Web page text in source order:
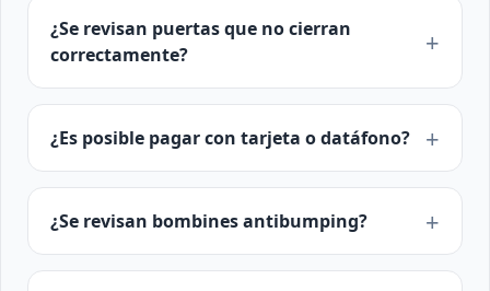
¿Se revisan puertas que no cierran
correctamente?
¿Es posible pagar con tarjeta o datáfono?
¿Se revisan bombines antibumping?